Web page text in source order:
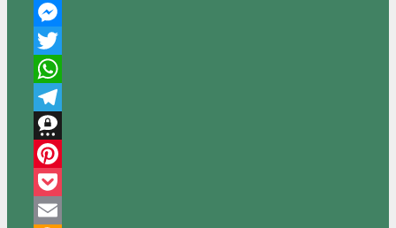
Facebook
Messenger
Twitter
WhatsApp
Telegram
Threema
Pinterest
Pocket